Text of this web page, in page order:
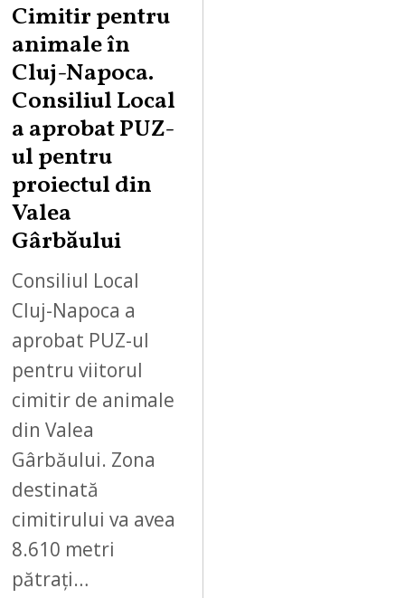
Cimitir pentru
animale în
Cluj-Napoca.
Consiliul Local
a aprobat PUZ-
ul pentru
proiectul din
Valea
Gârbăului
Consiliul Local
Cluj-Napoca a
aprobat PUZ-ul
pentru viitorul
cimitir de animale
din Valea
Gârbăului. Zona
destinată
cimitirului va avea
8.610 metri
pătrați…